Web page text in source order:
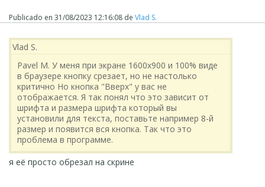
Publicado en 31/08/2023 12:16:08 de Vlad S.
Vlad S.
Pavel M. У меня при экране 1600х900 и 100% виде
в браузере кнопку срезает, но не настолько
критично Но кнопка "Вверх" у вас не
отображается. Я так понял что это зависит от
шрифта и размера шрифта который вы
установили для текста, поставьте например 8-й
размер и появится вся кнопка. Так что это
проблема в программе.
я её просто обрезал на скрине